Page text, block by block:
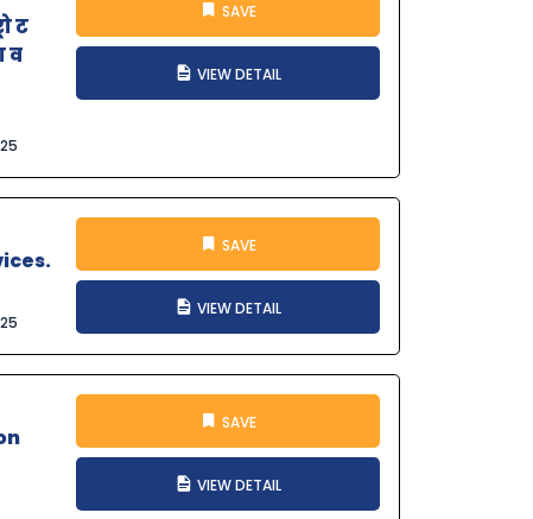
ट
व
SAVE
VIEW DETAIL
SAVE
VIEW DETAIL
SAVE
VIEW DETAIL